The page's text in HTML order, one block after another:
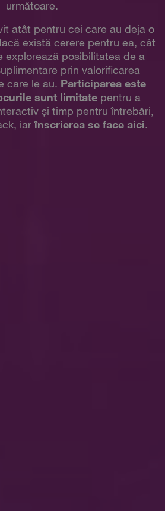
următoare.
atât pentru cei care au deja o
există cerere pentru ea, cât
explorează posibilitatea de a
prin valorificarea
care le au. Participarea este
sunt limitatepentru a
și timp pentru întrebări,
iar înscrierea se face aici.